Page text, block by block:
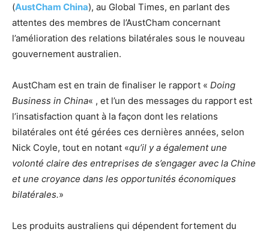
(AustCham China), au Global Times, en parlant des
attentes des membres de l’AustCham concernant
l’amélioration des relations bilatérales sous le nouveau
gouvernement australien.
AustCham est en train de finaliser le rapport « Doing
Business in China« , et l’un des messages du rapport est
l’insatisfaction quant à la façon dont les relations
bilatérales ont été gérées ces dernières années, selon
Nick Coyle, tout en notant «qu’il y a également une
volonté claire des entreprises de s’engager avec la Chine
et une croyance dans les opportunités économiques
bilatérales.»
Les produits australiens qui dépendent fortement du